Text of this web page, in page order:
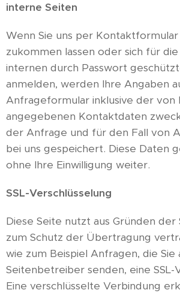
interne Seiten
Wenn Sie uns per
zukommen lassen oder sich für
internen durch Passwort
anmelden, werden Ihre Angaben
Anfrageformular inklusive der von
angegebenen Kontaktdaten
der Anfrage und für den Fall von
bei uns gespeichert. Diese Daten
ohne Ihre Einwilligung weiter.
SSL-Verschlüsselung
Diese Seite nutzt aus Gründen der
zum Schutz der Übertragung
wie zum Beispiel Anfragen, die Sie
Seitenbetreiber senden, eine SSL-
Eine verschlüsselte Verbindung